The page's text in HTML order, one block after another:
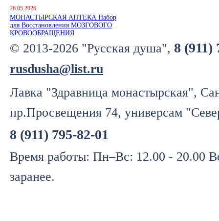
26.05.2026
МОНАСТЫРСКАЯ АПТЕКА Набор
для Восстановления МОЗГОВОГО
КРОВООБРАЩЕНИЯ
© 2013-2026 "Русская душа", 8 (911)
rusdusha@list.ru
Лавка "Здравница монастырская",
пр.Просвещения 74, универсам
8 (911) 795-82-01
Время работы: Пн–Вс: 12.00 - 20.00
заранее.